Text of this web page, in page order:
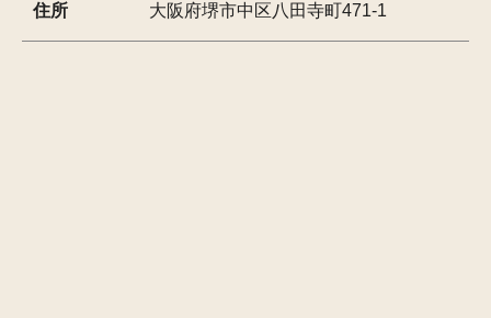
住所 大阪府堺市中区八田寺町471-1